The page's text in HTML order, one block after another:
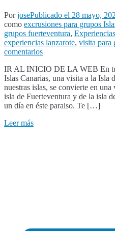
PorjosePublicado el 28 mayo,
como excrusiones para grupos
grupos fuerteventura,
experiencias lanzarote, visita para
comentariosen
para
grupos
en
islas
canarias,
IR AL INICIO DE LA WEB En
Islas Canarias, una visita a la Isla
nuestras islas, se convierte en
isla de Fuerteventura y de la isla
un día en éste paraiso. Te […]
Leer más